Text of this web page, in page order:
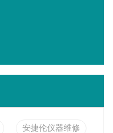
安捷伦仪器维修